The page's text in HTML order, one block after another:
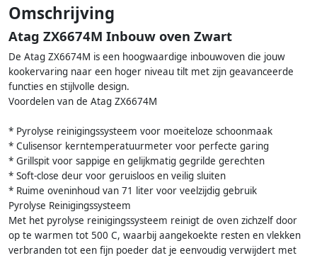
Omschrijving
Atag ZX6674M Inbouw oven Zwart
De Atag ZX6674M is een hoogwaardige inbouwoven die jouw
kookervaring naar een hoger niveau tilt met zijn geavanceerde
functies en stijlvolle design.
Voordelen van de Atag ZX6674M
* Pyrolyse reinigingssysteem voor moeiteloze schoonmaak
* Culisensor kerntemperatuurmeter voor perfecte garing
* Grillspit voor sappige en gelijkmatig gegrilde gerechten
* Soft-close deur voor geruisloos en veilig sluiten
* Ruime oveninhoud van 71 liter voor veelzijdig gebruik
Pyrolyse Reinigingssysteem
Met het pyrolyse reinigingssysteem reinigt de oven zichzelf door
op te warmen tot 500 C, waarbij aangekoekte resten en vlekken
verbranden tot een fijn poeder dat je eenvoudig verwijdert met